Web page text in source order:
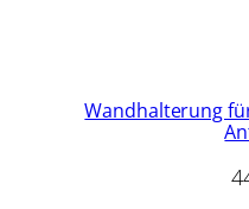
Wandhalterung